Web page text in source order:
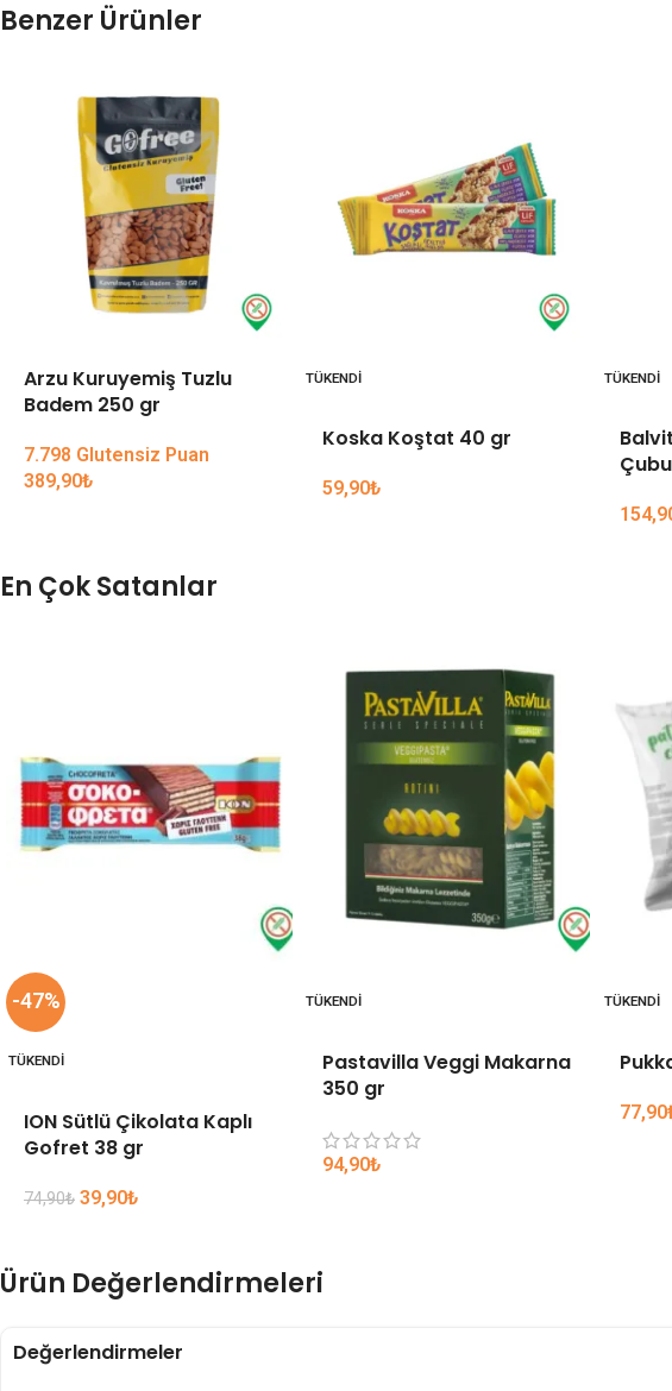
Benzer Ürünler
Arzu Kuruyemiş Tuzlu
Badem 250 gr
7.798 Glutensiz Puan
389,90₺
TÜKENDI
Koska Koştat 40 gr
59,90₺
TÜKENDI
En Çok Satanlar
-47%
TÜKENDI
ION Sütlü Çikolata Kaplı
Gofret 38 gr
74,90₺ 39,90₺
TÜKENDI
Pastavilla Veggi Makarna
350 gr
94,90₺
TÜKENDI
77,90
Ürün Değerlendirmeleri
Değerlendirmeler